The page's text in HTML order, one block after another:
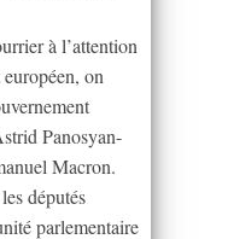
à l’attention
on
Panosyan-
Macron.
députés
parlementaire